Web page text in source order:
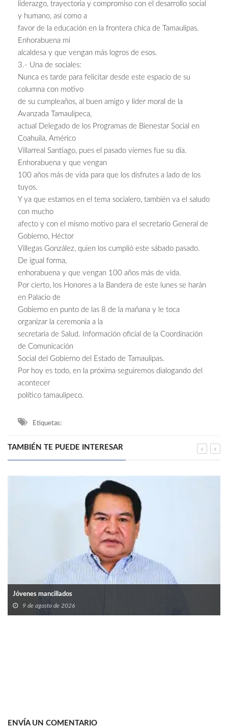
liderazgo, trayectoria y compromiso con el desarrollo social
y humano, así como a
favor de la educación en la frontera chica de Tamaulipas.
Enhorabuena mi
alcaldesa y que vengan más logros de esos.
3.- Una de sociales:
Nunca es tarde para felicitar desde este espacio de su
columna con motivo
de su cumpleaños, al buen amigo y líder moral de la
Avanzada Tamaulipeca,
actual Delegado de los Programas de Bienestar Social en
Coahuila, Américo
Villarreal Santiago, pues el pasado viernes fue su día.
Enhorabuena y que vengan
100 años más de vida para que los disfrutes a lado de los
tuyos.
Y ya que estamos en el tema socialero, también va el saludo
con mucho
afecto y con el mismo motivo para el secretario General de
Gobierno, Héctor
Villegas González, quien los cumplió este sábado pasado.
De igual forma,
enhorabuena y que vengan 100 años más de vida.
Por cierto, los Honores a la Bandera de este lunes se harán
en Palacio de
Gobierno en punto de las 8 de la mañana y le toca
organizar la ceremonia a la
secretaria de Salud. Información oficial de la Coordinación
de Comunicación
Social del Gobierno del Estado de Tamaulipas.
Por hoy es todo, en la próxima seguiremos dialogando del
acontecer
político tamaulipeco.
Etiquetas:
TAMBIÉN TE PUEDE INTERESAR
Jóvenes mancillados
9 de agosto de 2026
ENVÍA UN COMENTARIO